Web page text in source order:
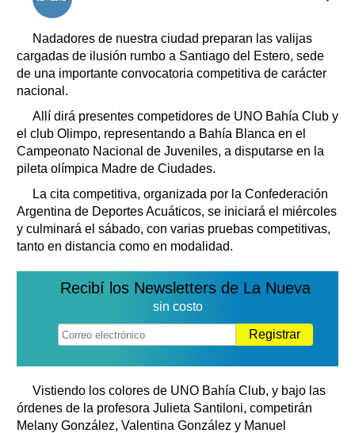
Clasificados
Suplementos
Servicios
Farmacias
Loterías
Datos Útiles
Fúnebres
Teléfonos de urgencia
Nadadores de nuestra ciudad preparan las valijas
cargadas de ilusión rumbo a Santiago del Estero, sede
de una importante convocatoria competitiva de carácter
nacional.
Allí dirá presentes competidores de UNO Bahía Club y
el club Olimpo, representando a Bahía Blanca en el
Campeonato Nacional de Juveniles, a disputarse en la
pileta olímpica Madre de Ciudades.
La cita competitiva, organizada por la Confederación
Argentina de Deportes Acuáticos, se iniciará el miércoles
y culminará el sábado, con varias pruebas competitivas,
tanto en distancia como en modalidad.
Recibí los Newsletters de La Nueva
sin costo
Registrar
Vistiendo los colores de UNO Bahía Club, y bajo las
órdenes de la profesora Julieta Santiloni, competirán
Melany González, Valentina González y Manuel